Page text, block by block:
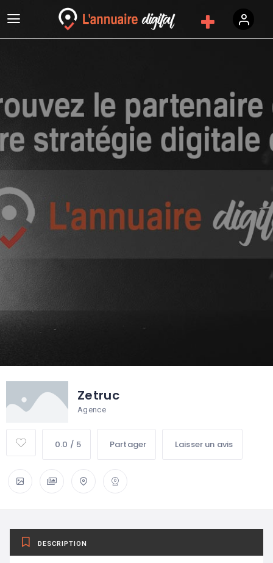
Zetruc
Agence
0.0 / 5 Partager Laisser un avis
DESCRIPTION